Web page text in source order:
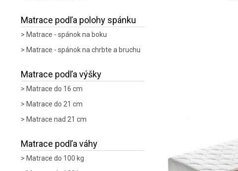
Matrace podľa polohy spánku
Matrace - spánok na boku
Matrace - spánok na chrbte a bruchu
Matrace podľa výšky
Matrace do 16 cm
Matrace do 21 cm
Matrace nad 21 cm
Matrace podľa váhy
Matrace do 100 kg